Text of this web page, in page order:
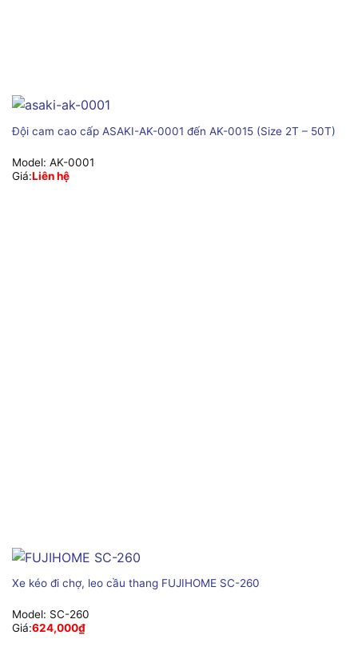
Đội cam cao cấp ASAKI-AK-0001 đến AK-0015 (Size 2T – 50T)
Model: AK-0001
Giá:Liên hệ
Xe kéo đi chợ, leo cầu thang FUJIHOME SC-260
Model: SC-260
Giá:624,000₫